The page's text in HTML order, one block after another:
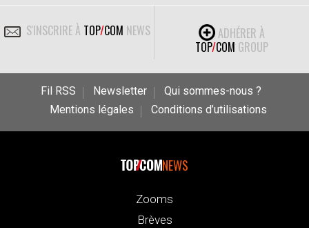
S'INSCRIRE À TOP/COM NEWS
ADHÉRER À
TOP/COM GROUP
Fil RSS Newsletter
Qui sommes-nous ?
Mentions légales
Conditions d’utilisations
NEWS
Zooms
Brèves